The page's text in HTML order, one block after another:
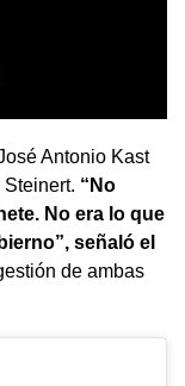
Antonio Kast
“No
No era lo que
señaló el
de ambas